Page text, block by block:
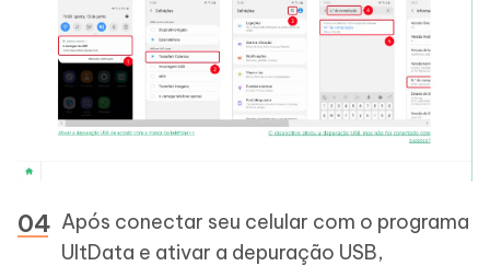
Após conectar seu celular com o programa
UltData e ativar a depuração USB,